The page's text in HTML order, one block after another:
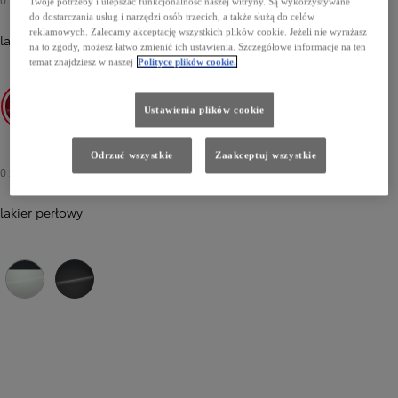
lakier specjalny-2SZ Imperial Red/Eclipse Black 0 zł
2SZ Imperial Red/Eclipse Black
2RD Precious Silver/Eclipse Black
M42 Volcano Orange/Eclipse Black
0 zł
lakier perłowy
do dostarczania usług i narzędzi osób trzecich, a także służą do celów
reklamowych. Zalecamy akceptację wszystkich plików cookie. Jeżeli nie wyrażasz
na to zgody, możesz łatwo zmienić ich ustawienia. Szczegółowe informacje na ten
temat znajdziesz w naszej Polityce plików cookie.
Ustawienia plików cookie
Odrzuć wszystkie Zaakceptuj wszystkie